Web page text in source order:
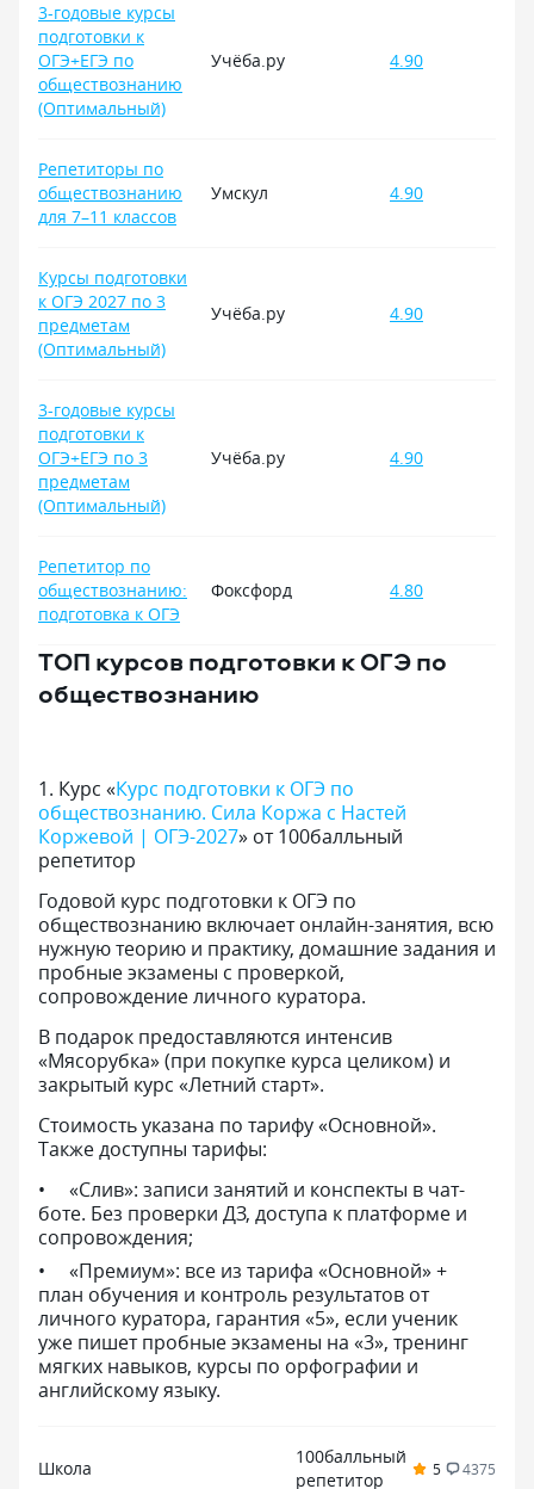
3-годовые курсы
подготовки к
ОГЭ+ЕГЭ по
обществознанию
(Оптимальный)
Учёба.ру 4.90
Репетиторы по
обществознанию
для 7–11 классов
Умскул 4.90
Курсы подготовки
к ОГЭ 2027 по 3
предметам
(Оптимальный)
Учёба.ру 4.90
3-годовые курсы
подготовки к
ОГЭ+ЕГЭ по 3
предметам
(Оптимальный)
Учёба.ру 4.90
Репетитор по
обществознанию:
подготовка к ОГЭ
Фоксфорд 4.80
ТОП курсов подготовки к ОГЭ по
обществознанию
1. Курс «Курс подготовки к ОГЭ по
обществознанию. Сила Коржа с Настей
Коржевой | ОГЭ-2027» от 100балльный
репетитор
Годовой курс подготовки к ОГЭ по
обществознанию включает онлайн-занятия, всю
нужную теорию и практику, домашние задания и
пробные экзамены с проверкой,
сопровождение личного куратора.
В подарок предоставляются интенсив
«Мясорубка» (при покупке курса целиком) и
закрытый курс «Летний старт».
Стоимость указана по тарифу «Основной».
Также доступны тарифы:
«Слив»: записи занятий и конспекты в чат-
боте. Без проверки ДЗ, доступа к платформе и
сопровождения;
«Премиум»: все из тарифа «Основной» +
план обучения и контроль результатов от
личного куратора, гарантия «5», если ученик
уже пишет пробные экзамены на «3», тренинг
мягких навыков, курсы по орфографии и
английскому языку.
Школа
100балльный
репетитор
5 4375